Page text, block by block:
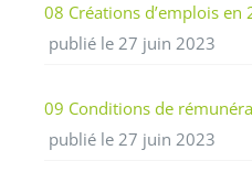
08 Créations d’emplois en
publié le 27 juin 2023
09 Conditions de
publié le 27 juin 2023